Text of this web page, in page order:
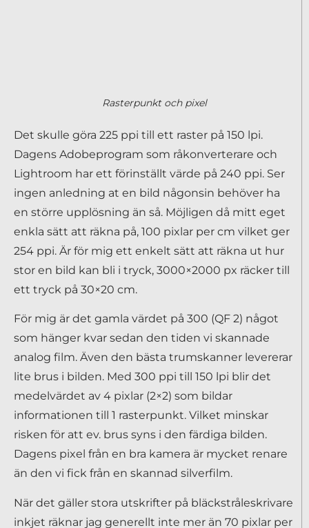
Rasterpunkt och pixel
Det skulle göra 225 ppi till ett raster på 150 lpi.
Dagens Adobeprogram som råkonverterare och
Lightroom har ett förinställt värde på 240 ppi. Ser
ingen anledning at en bild någonsin behöver ha
en större upplösning än så. Möjligen då mitt eget
enkla sätt att räkna på, 100 pixlar per cm vilket ger
254 ppi. Är för mig ett enkelt sätt att räkna ut hur
stor en bild kan bli i tryck, 3000×2000 px räcker till
ett tryck på 30×20 cm.
För mig är det gamla värdet på 300 (QF 2) något
som hänger kvar sedan den tiden vi skannade
analog film. Även den bästa trumskanner levererar
lite brus i bilden. Med 300 ppi till 150 lpi blir det
medelvärdet av 4 pixlar (2×2) som bildar
informationen till 1 rasterpunkt. Vilket minskar
risken för att ev. brus syns i den färdiga bilden.
Dagens pixel från en bra kamera är mycket renare
än den vi fick från en skannad silverfilm.
När det gäller stora utskrifter på bläckstråleskrivare
inkjet räknar jag generellt inte mer än 70 pixlar per